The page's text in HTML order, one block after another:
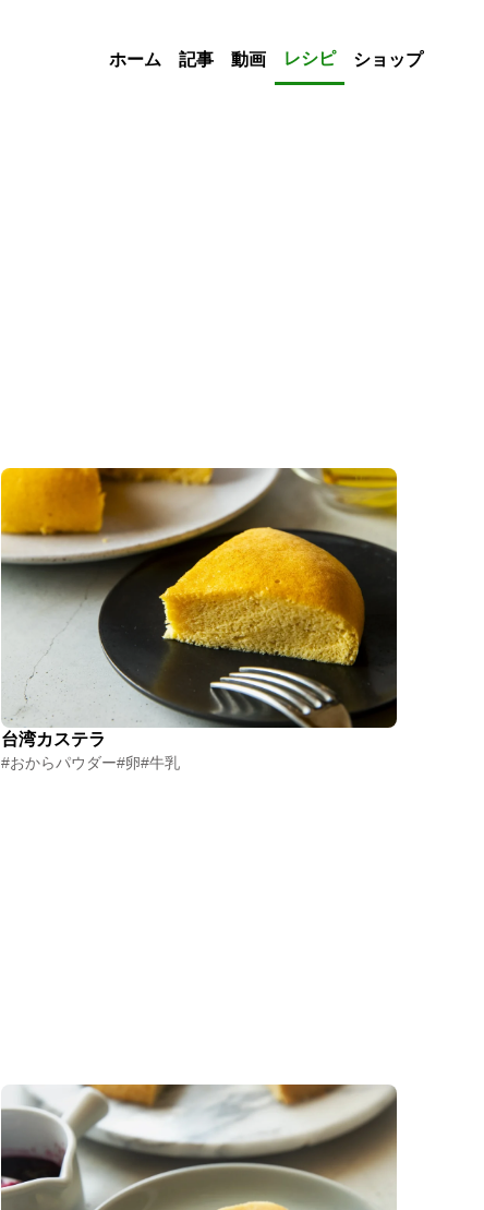
ホーム 記事 動画 レシピ ショップ
台湾カステラ
#おからパウダー#卵#牛乳